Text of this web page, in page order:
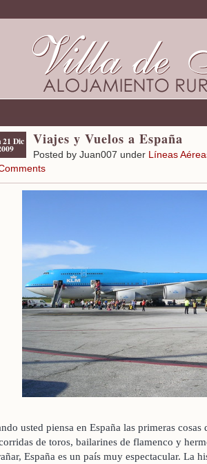
Dic Viajes y Vuelos a España
Posted by Juan007 under Líneas
usted piensa en España las primeras
de toros, bailarines de flamenco y
España es un país muy espectacular. La